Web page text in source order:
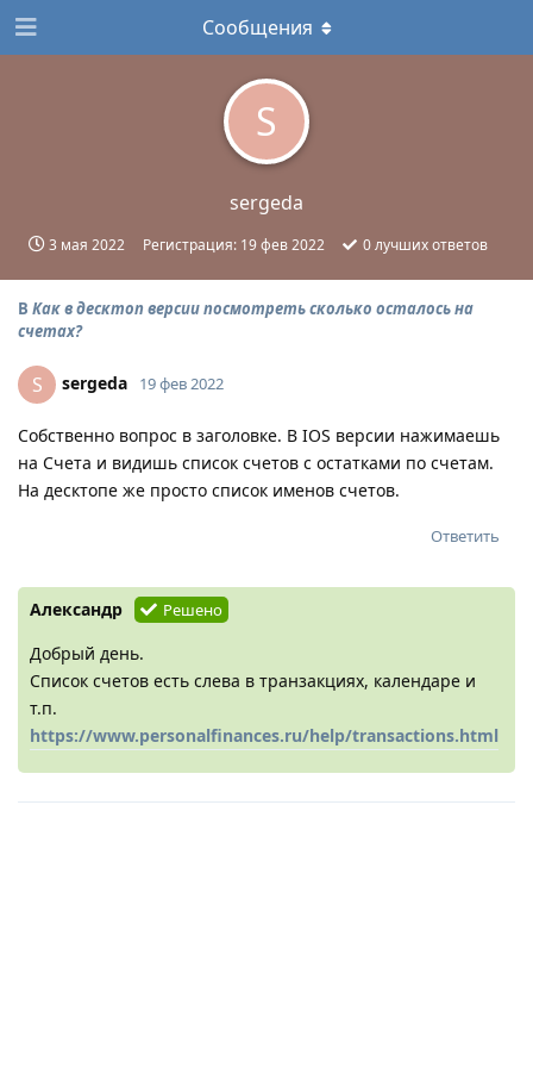
S
sergeda
3 мая 2022 Регистрация: 19 фев 2022 0лучших ответов
Сообщения
В Как в десктоп версии посмотреть сколько осталось на
счетах?
S sergeda 19 фев 2022
Собственно вопрос в заголовке. В IOS версии нажимаешь
на Счета и видишь список счетов с остатками по счетам.
На десктопе же просто список именов счетов.
Ответить
Александр Решено
Добрый день.
Список счетов есть слева в транзакциях, календаре и
т.п.
https://www.personalfinances.ru/help/transactions.html